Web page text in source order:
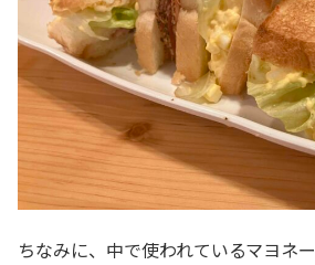
ちなみに、中で使われているマヨネ